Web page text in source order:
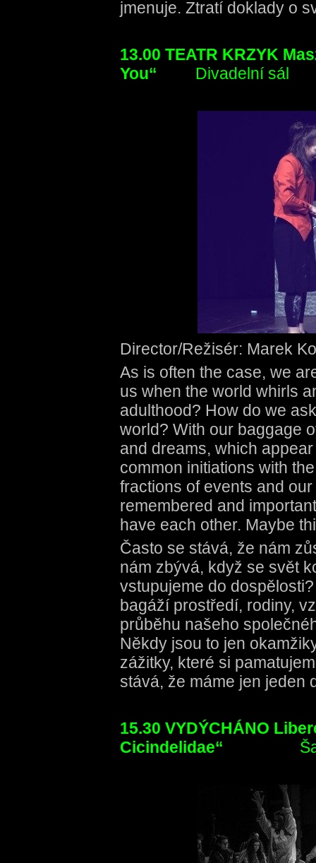
jmenuje. Ztratí doklady o
13.00 TEATR KRZYK
You“ Divadelní sál
Director/Režisér: Marek
As is often the case, we
us when the world whirls
adulthood? How do we
world? With our baggage
and dreams, which
common initiations with
fractions of events and
remembered and
have each other. Maybe
Často se stává, že nám
nám zbývá, když se svět
vstupujeme do
bagáží prostředí, rodiny,
průběhu našeho
Někdy jsou to jen
zážitky, které si
stává, že máme jen jeden
15.30 VYDÝCHÁNO
Cicindelidae“